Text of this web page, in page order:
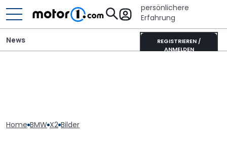
persönlichere
Erfahrung
REGISTRIEREN /
ANMELDEN
News
Home BMW X2 Bilder